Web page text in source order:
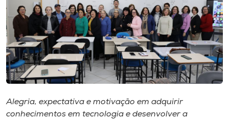
Diplomados
Cultura
CPA
Biblioteca
Alegria, expectativa e motivação em adquirir
conhecimentos em tecnologia e desenvolver a